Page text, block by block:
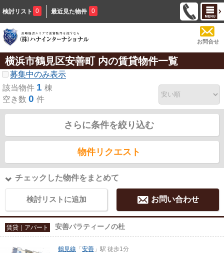
検討リスト 0 最近見た物件 0
お問合せ
横浜市鶴見区安善町 内の賃貸物件一覧
募集中のみ表示
該当物件 1 棟
空き数 0 件
さらに条件を絞り込む
物件リクエスト
チェックした物件をまとめて
検討リストに追加 お問い合わせ
賃貸｜アパート 安善パラティーノの杜
鶴見線 「 安善 」駅 徒歩1分